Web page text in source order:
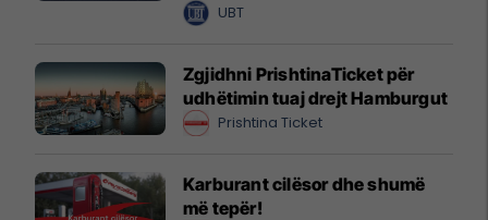
UBT
Zgjidhni PrishtinaTicket për
udhëtimin tuaj drejt Hamburgut
Prishtina Ticket
Karburant cilësor dhe shumë
më tepër!